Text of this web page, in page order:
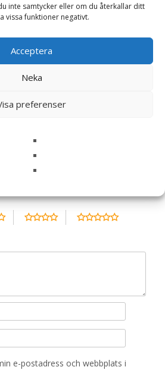
inte samtycker eller om du återkallar ditt
vissa funktioner negativt.
Acceptera
Neka
preferenser
Vuxen Hund – 10 kg –
inte publiceras.
e-postadress och webbplats i